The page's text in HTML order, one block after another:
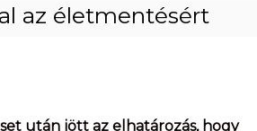
az életmentésért
után jött az elhatározás, hogy